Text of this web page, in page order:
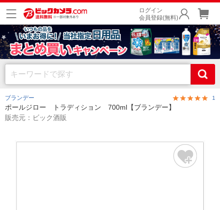
ログイン
会員登録(無料)
ブランデー 1
ポールジロー トラディション 700ml【ブランデー】
販売元：ビック酒販